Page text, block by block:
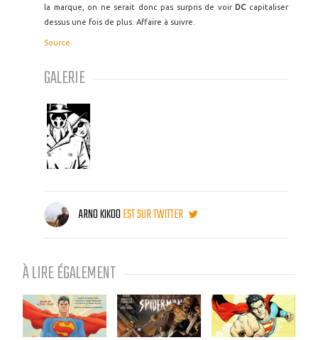
la marque, on ne serait donc pas surpris de voir DC capitaliser
dessus une fois de plus. Affaire à suivre.
Source
GALERIE
ARNO KIKOOEST SUR TWITTER
À LIRE ÉGALEMENT